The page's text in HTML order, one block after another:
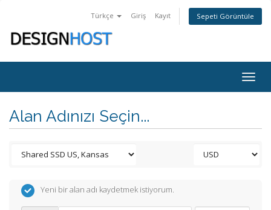
Türkçe Giriş Kayıt Sepeti Görüntüle
Alan Adınızı Seçin...
Yeni bir alan adı kaydetmek istiyorum.